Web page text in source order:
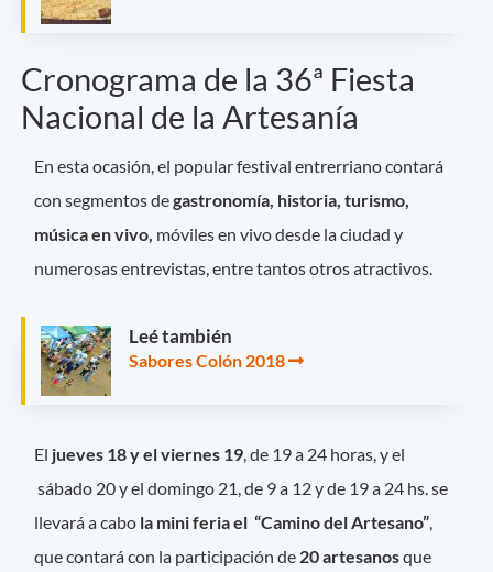
Cronograma de la 36ª Fiesta
Nacional de la Artesanía
En esta ocasión, el popular festival entrerriano contará
con segmentos degastronomía, historia, turismo,
música en vivo, móviles en vivo desde la ciudad y
numerosas entrevistas, entre tantos otros atractivos.
Leé también
Sabores Colón 2018
El jueves 18 y el viernes 19, de 19 a 24 horas, y el
sábado 20 y el domingo 21, de 9 a 12 y de 19 a 24 hs. se
llevará a cabo la mini feria el “Camino del Artesano”,
que contará con la participación de 20 artesanosque